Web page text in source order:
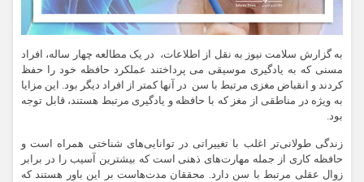
به گزارش سلامت نیوز به نقل از اطلاعات، در یک مطالعه چهار ساله، افراد
مسنی که به یادگیری موسیقی می پرداختند عملکرد حافظه خود را حفظ
کردند و انقباض مغزی مرتبط با سن در آنها کمتر از افراد دیگر بود. این مزایا
به ویژه در مناطقی از مغز که با حافظه و یادگیری مرتبط هستند، قابل توجه
بود.
زندگی طولانی‌تر اغلب با تغییراتی در توانایی‌های شناختی همراه است و
حافظه کاری از جمله مهارت‌های ذهنی است که بیشترین آسیب را در برابر
زوال عقلی مرتبط با سن دارد. محققان مدت‌هاست بر این باور هستند که